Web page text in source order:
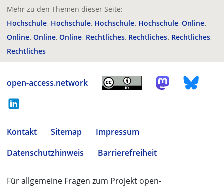
Mehr zu den Themen dieser Seite:
Hochschule Hochschule Hochschule Hochschule Online
Online Online Online Rechtliches Rechtliches Rechtliches
Rechtliches
open-access.network
Kontakt Sitemap
Impressum
Datenschutzhinweis
Barrierefreiheit
Für allgemeine Fragen zum Projekt open-